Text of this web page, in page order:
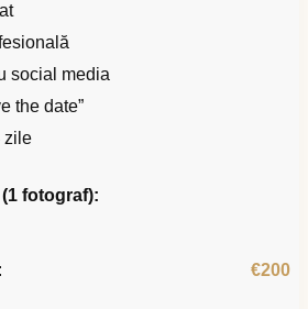
social media
the date”
zile
fotograf):
€200